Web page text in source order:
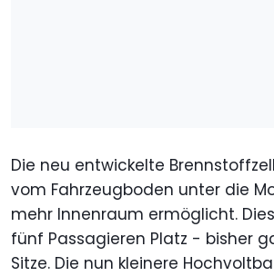
Die neu entwickelte
vom Fahrzeugboden unter die
mehr Innenraum ermöglicht.
fünf Passagieren Platz - bisher
Sitze. Die nun kleinere